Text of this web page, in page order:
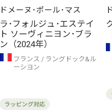
ドメーヌ･ポール･マス
ラ･フォルジュ･エステイ
ト ソーヴィニヨン･ブラ
ン（2024年）
フランス
ラングドック&ル
ーシヨン